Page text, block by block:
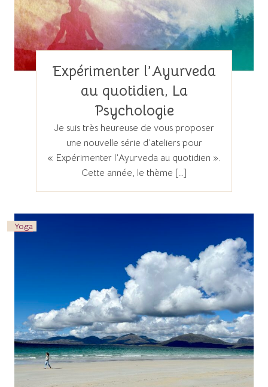
Expérimenter l’Ayurveda
au quotidien, La
Psychologie
Je suis très heureuse de vous proposer
une nouvelle série d’ateliers pour
« Expérimenter l’Ayurveda au quotidien ».
Cette année, le thème […]
Yoga